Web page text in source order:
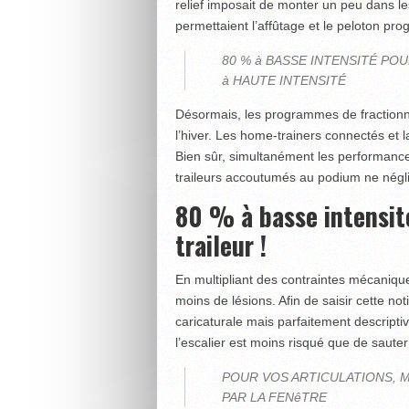
relief imposait de monter un peu dans
permettaient l’affûtage et le peloton
80 % à BASSE INTENSITÉ
à HAUTE INTENSITÉ
Désormais, les programmes de
l’hiver. Les home-trainers connectés
Bien sûr, simultanément les
traileurs accoutumés au podium ne
80 % à basse
traileur !
En multipliant des contraintes
moins de lésions. Afin de saisir cette
caricaturale mais parfaitement
l’escalier est moins risqué que de
POUR VOS ARTICULATIONS,
PAR LA FENêTRE